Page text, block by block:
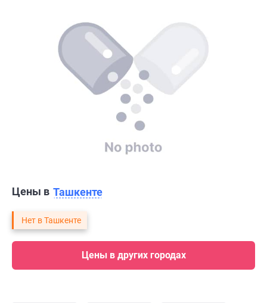
Цены в Ташкенте
Нет в Ташкенте
Цены в других городах